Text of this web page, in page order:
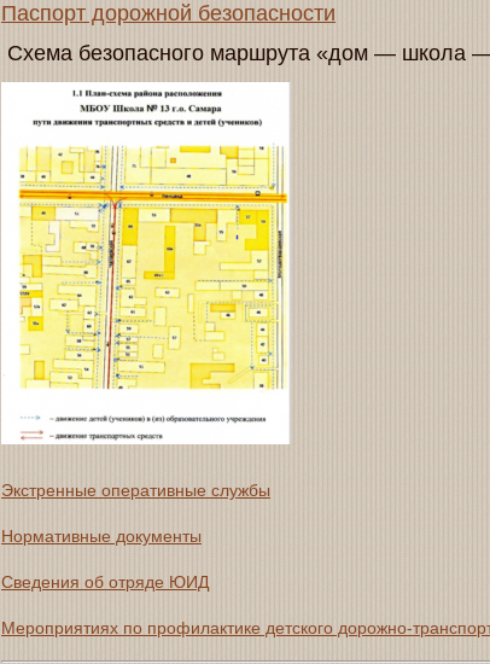
Паспорт дорожной безопасности
Схема безопасного маршрута «дом — школа
Экстренные оперативные службы
Нормативные документы
Сведения об отряде ЮИД
Мероприятиях по профилактике детского дорожно-